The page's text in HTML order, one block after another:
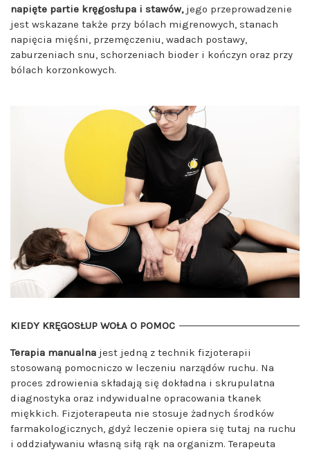
napięte partie kręgosłupa i stawów, jego przeprowadzenie
jest wskazane także przy bólach migrenowych, stanach
napięcia mięśni, przemęczeniu, wadach postawy,
zaburzeniach snu, schorzeniach bioder i kończyn oraz przy
bólach korzonkowych.
KIEDY KRĘGOSŁUP WOŁA O POMOC
Terapia manualna jest jedną z technik fizjoterapii
stosowaną pomocniczo w leczeniu narządów ruchu. Na
proces zdrowienia składają się dokładna i skrupulatna
diagnostyka oraz indywidualne opracowania tkanek
miękkich. Fizjoterapeuta nie stosuje żadnych środków
farmakologicznych, gdyż leczenie opiera się tutaj na ruchu
i oddziaływaniu własną siłą rąk na organizm. Terapeuta